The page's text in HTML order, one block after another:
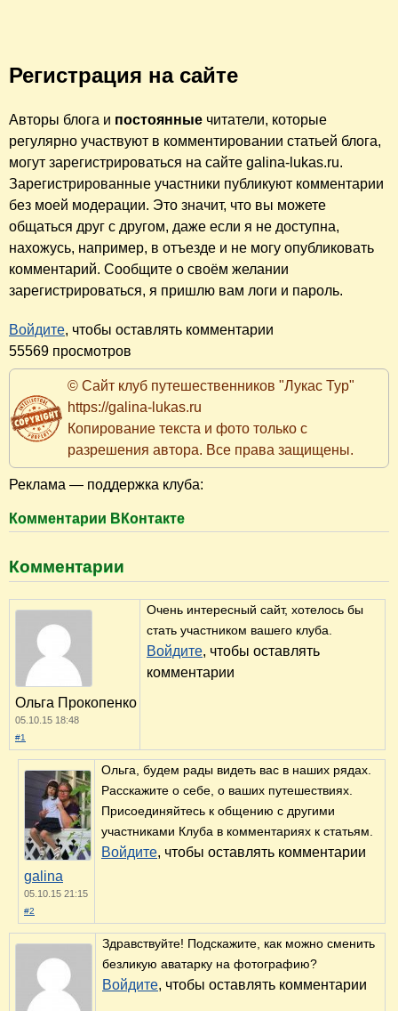
Регистрация на сайте
Авторы блога и постоянные читатели, которые
регулярно участвуют в комментировании статьей блога,
могут зарегистрироваться на сайте galina-lukas.ru.
Зарегистрированные участники публикуют комментарии
без моей модерации. Это значит, что вы можете
общаться друг с другом, даже если я не доступна,
нахожусь, например, в отъезде и не могу опубликовать
комментарий. Сообщите о своём желании
зарегистрироваться, я пришлю вам логи и пароль.
Войдите, чтобы оставлять комментарии
55569 просмотров
© Сайт клуб путешественников "Лукас Тур"
https://galina-lukas.ru
Копирование текста и фото только с
разрешения автора. Все права защищены.
Реклама — поддержка клуба:
Комментарии ВКонтакте
Комментарии
Ольга Прокопенко
05.10.15 18:48
#1
Очень интересный сайт, хотелось бы
стать участником вашего клуба.
Войдите, чтобы оставлять
комментарии
galina
05.10.15 21:15
#2
Ольга, будем рады видеть вас в наших рядах.
Расскажите о себе, о ваших путешествиях.
Присоединяйтесь к общению с другими
участниками Клуба в комментариях к статьям.
Войдите, чтобы оставлять комментарии
Здравствуйте! Подскажите, как можно сменить
безликую аватарку на фотографию?
Войдите, чтобы оставлять комментарии